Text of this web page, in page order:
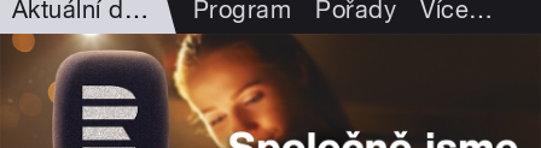
Aktuální dění Program Pořady Více…